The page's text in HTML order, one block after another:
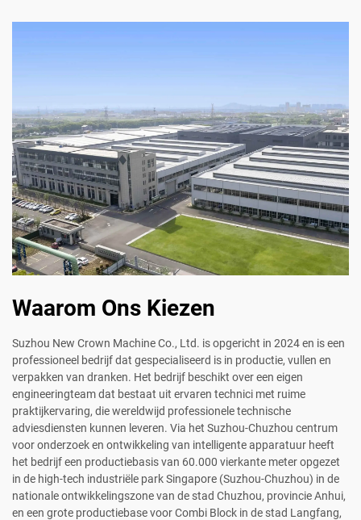
Waarom Ons Kiezen
Suzhou New Crown Machine Co., Ltd. is opgericht in 2024 en is een
professioneel bedrijf dat gespecialiseerd is in productie, vullen en
verpakken van dranken. Het bedrijf beschikt over een eigen
engineeringteam dat bestaat uit ervaren technici met ruime
praktijkervaring, die wereldwijd professionele technische
adviesdiensten kunnen leveren. Via het Suzhou-Chuzhou centrum
voor onderzoek en ontwikkeling van intelligente apparatuur heeft
het bedrijf een productiebasis van 60.000 vierkante meter opgezet
in de high-tech industriële park Singapore (Suzhou-Chuzhou) in de
nationale ontwikkelingszone van de stad Chuzhou, provincie Anhui,
en een grote productiebase voor Combi Block in de stad Langfang,